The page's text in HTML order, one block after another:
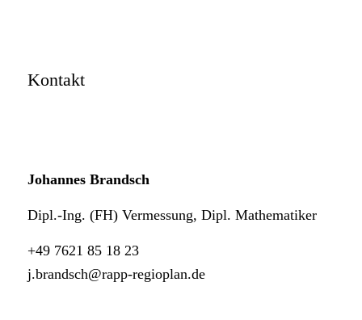
Kontakt
Johannes Brandsch
Dipl.-Ing. (FH) Vermessung, Dipl. Mathematiker
+49 7621 85 18 23
j.brandsch@rapp-regioplan.de